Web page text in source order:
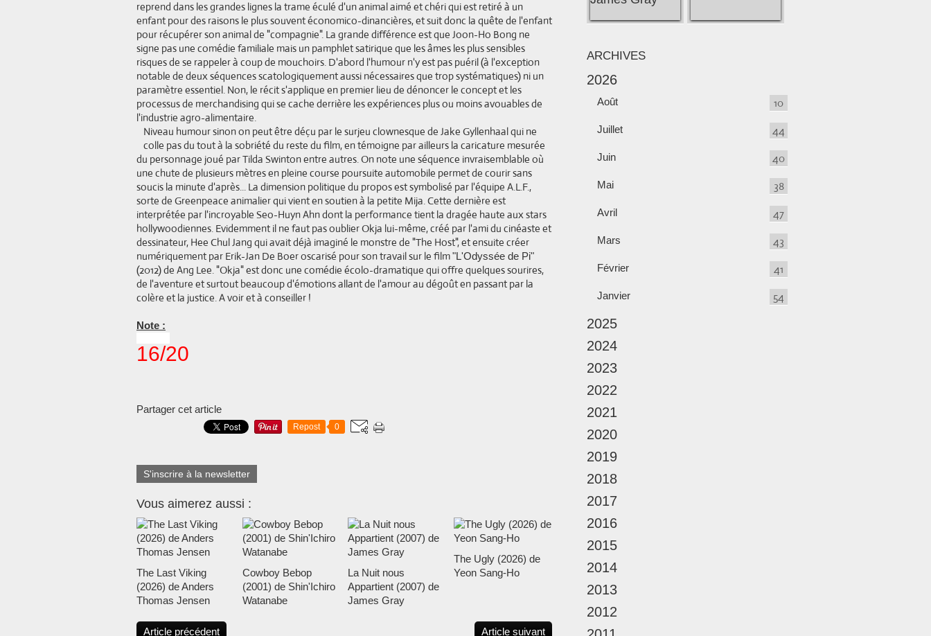
reprend dans les grandes lignes la trame éculé d'un animal aimé et chéri qui est retiré à un
enfant pour des raisons le plus souvent économico-dinancières, et suit donc la quête de l'enfant
pour récupérer son animal de "compagnie". La grande différence est que Joon-Ho Bong ne
signe pas une comédie familiale mais un pamphlet satirique que les âmes les plus sensibles
risques de se rappeler à coup de mouchoirs. D'abord l'humour n'y est pas puéril (à l'exception
notable de deux séquences scatologiquement aussi nécessaires que trop systématiques) ni un
paramètre essentiel. Non, le récit s'applique en premier lieu de dénoncer le concept et les
processus de merchandising qui se cache derrière les expériences plus ou moins avouables de
l'industrie agro-alimentaire.
Niveau humour sinon on peut être déçu par le surjeu clownesque de Jake Gyllenhaal qui ne
colle pas du tout à la sobriété du reste du film, en témoigne par ailleurs la caricature mesurée
du personnage joué par Tilda Swinton entre autres. On note une séquence invraisemblable où
une chute de plusieurs mètres en pleine course poursuite automobile permet de courir sans
soucis la minute d'après... La dimension politique du propos est symbolisé par l'équipe A.L.F.,
sorte de Greenpeace animalier qui vient en soutien à la petite Mija. Cette dernière est
interprétée par l'incroyable Seo-Huyn Ahn dont la performance tient la dragée haute aux stars
hollywoodiennes. Evidemment il ne faut pas oublier Okja lui-même, créé par l'ami du cinéaste et
dessinateur, Hee Chul Jang qui avait déjà imaginé le monstre de "The Host", et ensuite créer
numériquement par Erik-Jan De Boer oscarisé pour son travail sur le film"L'Odyssée de Pi"
(2012) de Ang Lee. "Okja" est donc une comédie écolo-dramatique qui offre quelques sourires,
de l'aventure et surtout beaucoup d'émotions allant de l'amour au dégoût en passant par la
colère et la justice. A voir et à conseiller !
Note :
16/20
Partager cet article
Repost 0
S'inscrire à la newsletter
Vous aimerez aussi :
The Last Viking
(2026) de Anders
Thomas Jensen
Cowboy Bebop
(2001) de Shin'Ichiro
Watanabe
La Nuit nous
Appartient (2007) de
James Gray
The Ugly (2026) de
Yeon Sang-Ho
Article précédent Article suivant
ARCHIVES
2026
Août 10
Juillet 44
Juin 40
Mai 38
Avril 47
Mars 43
Février 41
Janvier 54
2025
2024
2023
2022
2021
2020
2019
2018
2017
2016
2015
2014
2013
2012